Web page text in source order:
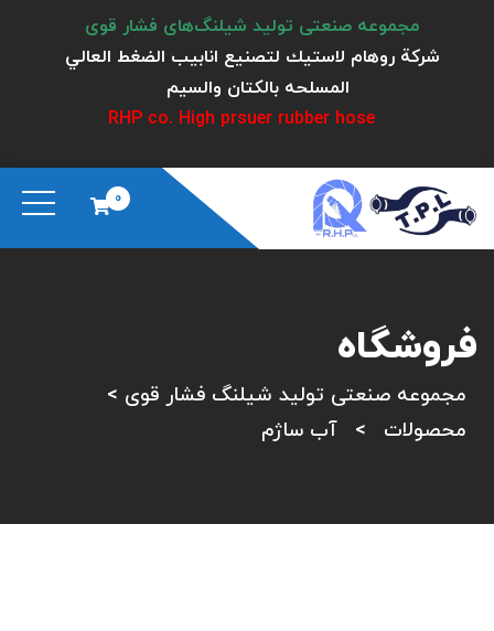
مجموعه صنعتی تولید شیلنگ‌های فشار قوی
شركة روهام لاستيك لتصنيع انابيب الضغط العالي
المسلحه بالكتان والسيم
RHP co. High prsuer rubber hose
0
فروشگاه
مجموعه صنعتی تولید شیلنگ فشار قوی >
محصولات
> آب ساژم